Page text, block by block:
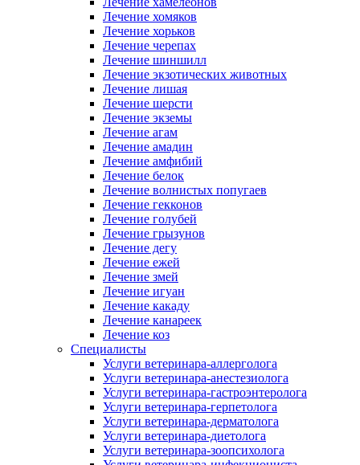
Лечение хомяков
Лечение хорьков
Лечение черепах
Лечение шиншилл
Лечение экзотических животных
Лечение лишая
Лечение шерсти
Лечение экземы
Лечение агам
Лечение амадин
Лечение амфибий
Лечение белок
Лечение волнистых попугаев
Лечение гекконов
Лечение голубей
Лечение грызунов
Лечение дегу
Лечение ежей
Лечение змей
Лечение игуан
Лечение какаду
Лечение канареек
Лечение коз
Специалисты
Услуги ветеринара-аллерголога
Услуги ветеринара-анестезиолога
Услуги ветеринара-гастроэнтеролога
Услуги ветеринара-герпетолога
Услуги ветеринара-дерматолога
Услуги ветеринара-диетолога
Услуги ветеринара-зоопсихолога